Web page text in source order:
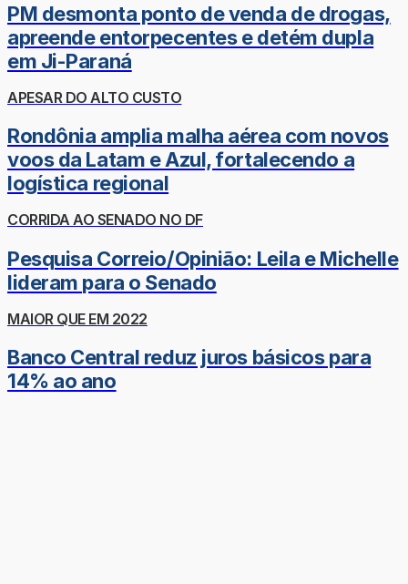
PM desmonta ponto de venda de drogas,
apreende entorpecentes e detém dupla
em Ji-Paraná
APESAR DO ALTO CUSTO
Rondônia amplia malha aérea com novos
voos da Latam e Azul, fortalecendo a
logística regional
CORRIDA AO SENADO NO DF
Pesquisa Correio/Opinião: Leila e Michelle
lideram para o Senado
MAIOR QUE EM 2022
Banco Central reduz juros básicos para
14% ao ano